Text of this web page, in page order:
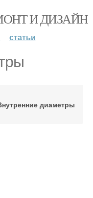
И ДИЗАЙН
статьи
диаметры